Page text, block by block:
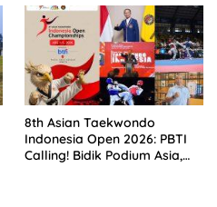
8th Asian Taekwondo
Indonesia Open 2026: PBTI
Calling! Bidik Podium Asia,